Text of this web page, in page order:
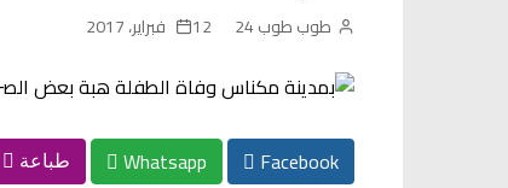
طوب طوب 24 12 فبراير، 2017
Facebook
Whatsapp طباعة